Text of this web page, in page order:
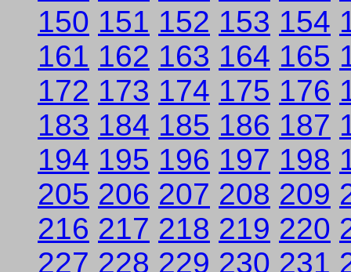
150 151 152 153 154
161 162 163 164 165
172 173 174 175 176
183 184 185 186 187
194 195 196 197 198
205 206 207 208 209
216 217 218 219 220
227 228 229 230 231